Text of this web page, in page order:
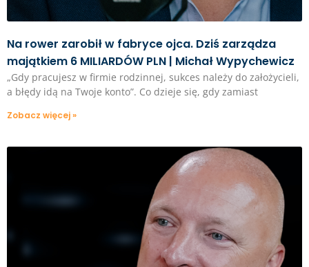
Na rower zarobił w fabryce ojca. Dziś zarządza
majątkiem 6 MILIARDÓW PLN | Michał Wypychewicz
„Gdy pracujesz w firmie rodzinnej, sukces należy do założycieli,
a błędy idą na Twoje konto”. Co dzieje się, gdy zamiast
Zobacz więcej »